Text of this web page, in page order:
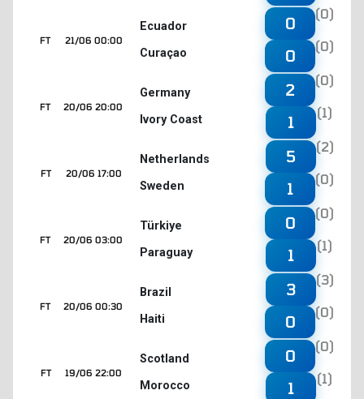
21/06 00:00
FT
Ecuador
Curaçao
0
(0)
0
(0)
20/06 20:00
FT
Germany
Ivory Coast
2
(0)
1
(1)
20/06 17:00
FT
Netherlands
Sweden
5
(2)
1
(0)
20/06 03:00
FT
Türkiye
Paraguay
0
(0)
1
(1)
20/06 00:30
FT
Brazil
Haiti
3
(3)
0
(0)
19/06 22:00
FT
Scotland
Morocco
0
(0)
1
(1)